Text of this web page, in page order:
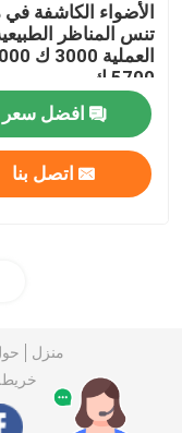
الأضواء الكاشفة
تنس المناظر
5700 ك
افضل سعر
اتصل بنا
منزل